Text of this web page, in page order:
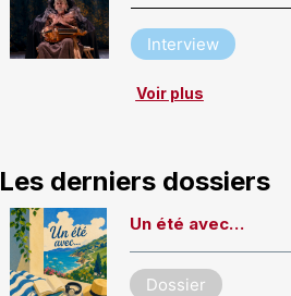
Interview
Voir plus
Les derniers dossiers
Un été avec…
Dossier